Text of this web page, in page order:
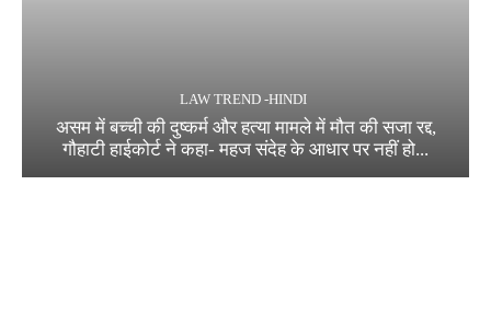
LAW TREND -HINDI
असम में बच्ची की दुष्कर्म और हत्या मामले में मौत की सजा रद्द,
गौहाटी हाईकोर्ट ने कहा- महज संदेह के आधार पर नहीं हो...